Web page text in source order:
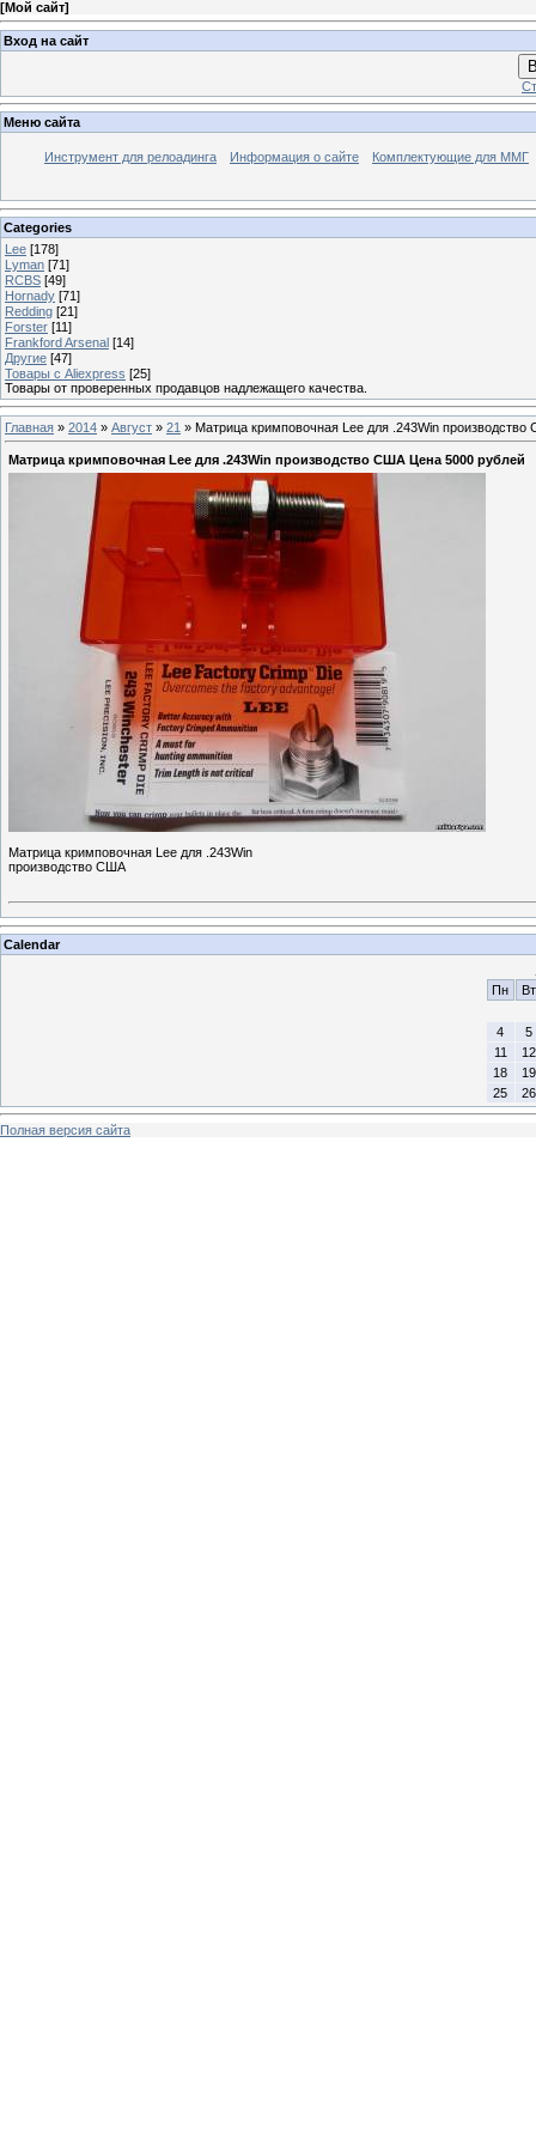
[Мой сайт]
Вход на сайт
Меню сайта
Инструмент для релоадинга Информация о сайте Комплектующие для ММГ
Categories
Lee [178]
Lyman [71]
RCBS [49]
Hornady [71]
Redding [21]
Forster [11]
Frankford Arsenal [14]
Другие [47]
Товары с Aliexpress [25]
Товары от проверенных продавцов надлежащего качества.
Главная » 2014 » Август » 21 » Матрица кримповочная Lee для .243Win
Матрица кримповочная Lee для .243Win производство США Цена 5000 рублей
Матрица кримповочная Lee для .243Win
производство США
Calendar
Пн
Вт
4
5
11
12
18
19
25
26
Полная версия сайта